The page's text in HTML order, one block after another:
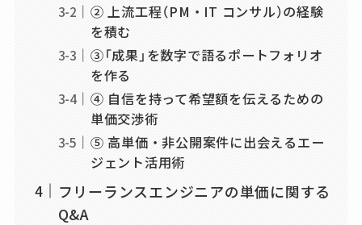
② 上流工程（PM・IT コンサル）の経験
を積む
③「成果」を数字で語るポートフォリオ
を作る
④ 自信を持って希望額を伝えるための
単価交渉術
⑤ 高単価・非公開案件に出会えるエー
ジェント活用術
フリーランスエンジニアの単価に関する
Q&A